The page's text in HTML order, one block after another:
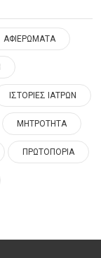
ΑΦΙΕΡΩΜΑΤΑ
ΙΣΤΟΡΙΕΣ ΙΑΤΡΩΝ
ΜΗΤΡΟΤΗΤΑ
ΠΡΩΤΟΠΟΡΙΑ